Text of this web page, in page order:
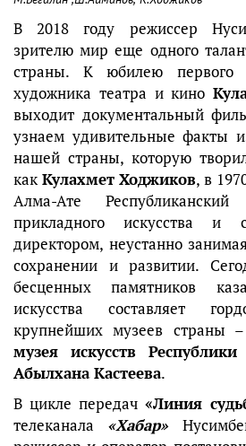
В 2018 году режиссер
зрителю мир еще одного
страны. К юбилею первого
художника театра и кино
выходит документальный
узнаем удивительные факты
нашей страны, которую
какКулахмет Ходжиков, в
Алма-Ате
прикладного искусства и
директором, неустанно
сохранении и развитии.
бесценных памятников
искусства составляет
крупнейших музеев страны –
музея искусств
Абылхана Кастеева.
В цикле передач «Линия
телеканала «Хабар»